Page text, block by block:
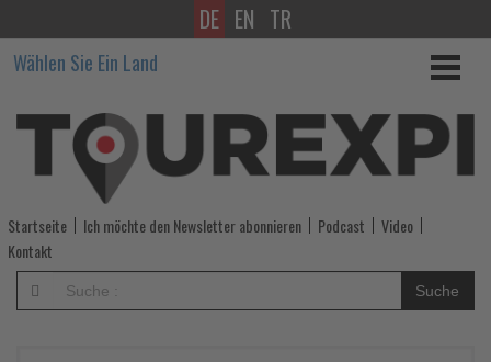
RTG
Eigenvertrieb
lädt
zur
Jahrestagung
2026
nach
DE EN TR
Wählen Sie Ein Land
Startseite Ich möchte den Newsletter abonnieren Podcast
Video
Kontakt
Suche